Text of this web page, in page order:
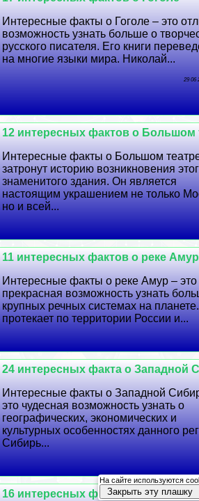
Интересные факты о Гоголе – это
возможность узнать больше о
русского писателя. Его книги
на многие языки мира. Николай...
29 06
12 интересных фактов о Большом
Интересные факты о Большом
затронут историю возникновения
знаменитого здания. Он является
настоящим украшением не только
но и всей...
11 интересных фактов о реке Амур
Интересные факты о реке Амур – это
прекрасная возможность узнать
крупных речных системах на
протекает по территории России и...
24 интересных факта о Западной
Интересные факты о Западной
это чудесная возможность узнать о
географических, экономических и
культурных особенностях данного
Сибирь...
16 интересных фактов о Паганини
На сайте используются
Закрыть эту плашку